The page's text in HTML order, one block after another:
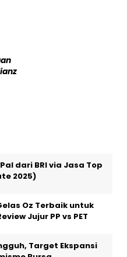
dari BRI via Jasa Top
2025)
Oz Terbaik untuk
Jujur PP vs PET
Target Ekspansi